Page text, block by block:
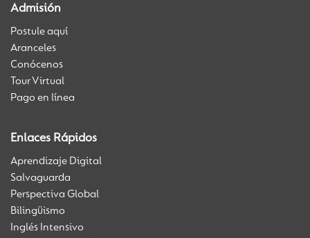
Admisión
Postule aquí
Aranceles
Conócenos
Tour Virtual
Pago en línea
Enlaces Rápidos
Aprendizaje Digital
Salvaguarda
Perspectiva Global
Bilingüismo
Inglés Intensivo